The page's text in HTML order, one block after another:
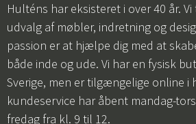
Hulténs har eksisteret i over 40 år.
udvalg af møbler, indretning og
passion er at hjælpe dig med at
både inde og ude. Vi har en fysisk
Sverige, men er tilgængelige online i
kundeservice har åbent mandag-
fredag fra kl. 9 til 12.